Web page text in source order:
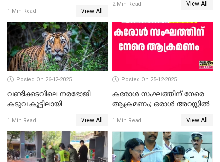
ഹൈക്കോടതിയിലേക്ക്;
സത്യപ്രതിജ്ഞ ചടങ്ങില്‍
ചട്ടലംഘനമെന്ന് പാർട്ടി
1 Min Read View All
2 Min Read View All
Posted On 26-12-2025
വണ്ടിക്കടവിലെ നരഭോജി
കടുവ കൂട്ടിലായി
1 Min Read View All
Posted On 25-12-2025
കരോള്‍ സംഘത്തിന് നേരെ
ആക്രമണം; ഒരാള്‍ അറസ്റ്റില്‍
1 Min Read View All